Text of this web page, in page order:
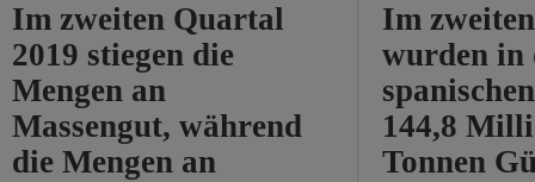
Im zweiten Quartal
2019 stiegen die
Mengen an
Massengut, während
die Mengen an
Im
wurden in
144,8
Tonnen